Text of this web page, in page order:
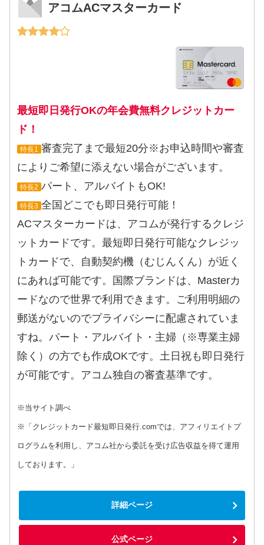
アコムACマスターカード
最短即日発行OKの年会費無料クレジットカー
ド！
特長1 審査完了まで最短20分※お申込時間や審査
によりご希望に添えない場合がございます。
特長2 パート、アルバイトもOK!
特長3 全国どこでも即日発行可能！
ACマスターカードは、アコムが発行するクレジ
ットカードです。最短即日発行可能なクレジッ
トカードで、自動契約機（むじんくん）が近く
にあれば可能です。国際ブランドは、Masterカ
ードなので世界で利用できます。ご利用明細の
郵送がないのでプライバシーに配慮されていま
すね。パート・アルバイト・主婦（※専業主婦
除く）の方でも作成OKです。土日祝も即日発行
が可能です。アコム独自の審査基準です。
※当サイト調べ
※「クレジットカード最短即日発行.comでは、アフィリエイトプ
ログラムを利用し、アコム社から委託を受け広告収益を得て運用
しております。」
詳細ページ
公式ページ